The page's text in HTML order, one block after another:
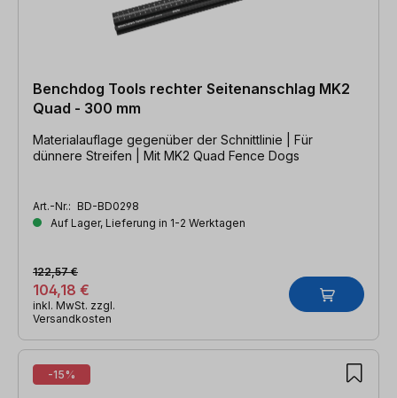
Benchdog Tools rechter Seitenanschlag MK2
Quad - 300 mm
Materialauflage gegenüber der Schnittlinie | Für
dünnere Streifen | Mit MK2 Quad Fence Dogs
Art.-Nr.: BD-BD0298
Auf Lager, Lieferung in 1-2 Werktagen
104,18 €
122,57 €
inkl. MwSt. zzgl.
Versandkosten
-15%